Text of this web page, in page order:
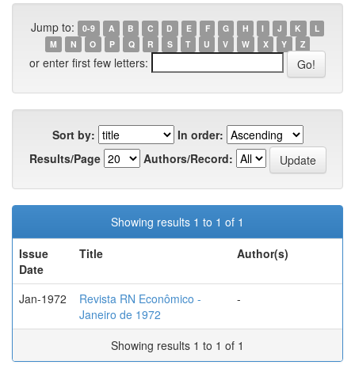
Jump to: 0-9 A B C D E F G H I J K
L
M
N O P Q R S T U V W X Y Z
or enter first few letters:
Sort by:
In order:
Results/Page
Authors/Record:
Showing results 1 to 1 of 1
Issue
Date
Title Author(s)
Jan-1972
Revista RN Econômico -
Janeiro de 1972
-
Showing results 1 to 1 of 1